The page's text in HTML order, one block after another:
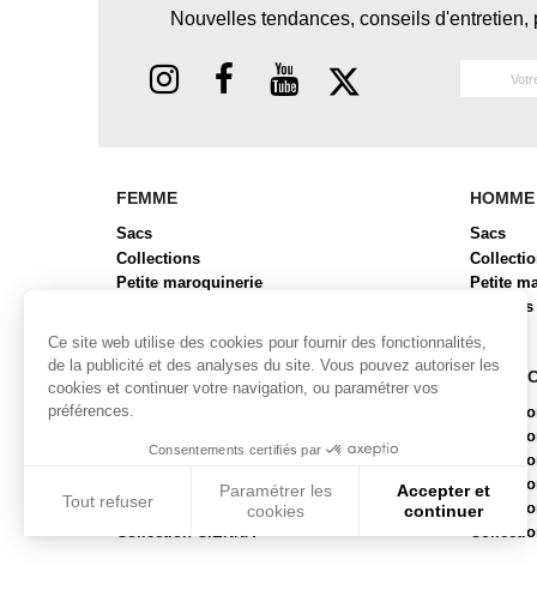
Nouvelles tendances, conseils
FEMME
Sacs
Collections
Petite maroquinerie
HOMME
Sacs
Petite
Bagages
COLLECTIONS FEMME
Collection ALBA
Collection BUBR
Collection BUNI
Collection CABAS
Collection CIENNA
Ce site web utilise des cookies pour fournir des fonctionnalités,
de la publicité et des analyses du site. Vous pouvez autoriser les
cookies et continuer votre navigation, ou paramétrer vos
préférences.
Consentements certifiés par
Tout refuser
Paramétrer les
cookies
Accepter et
continuer